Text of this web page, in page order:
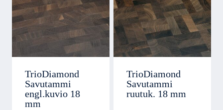
TrioDiamond
Savutammi
engl.kuvio 18
mm
TrioDiamond
Savutammi
ruutuk. 18 mm